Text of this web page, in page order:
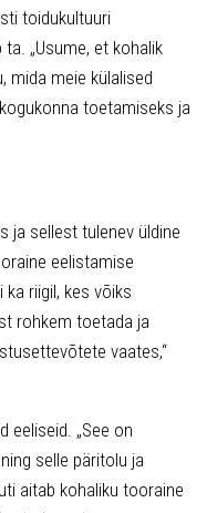
toidukultuuri
„Usume, et kohalik
mida meie külalised
toetamiseks ja
ja sellest tulenev üldine
eelistamise
ka riigil, kes võiks
rohkem toetada ja
vaates,“
eeliseid. „See on
selle päritolu ja
aitab kohaliku tooraine